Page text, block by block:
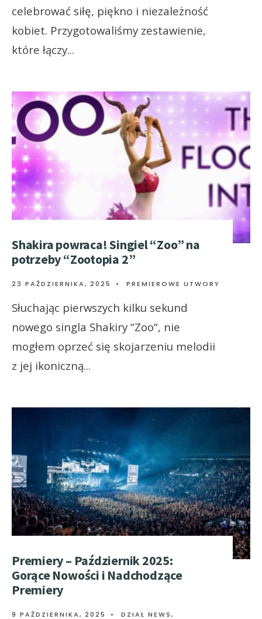
celebrować siłę, piękno i niezależność
kobiet. Przygotowaliśmy zestawienie,
które łączy...
Shakira powraca! Singiel “Zoo” na
potrzeby “Zootopia 2”
23 PAŹDZIERNIKA, 2025 • PREMIEROWE UTWORY
Słuchając pierwszych kilku sekund
nowego singla Shakiry “Zoo“, nie
mogłem oprzeć się skojarzeniu melodii
z jej ikoniczną...
Premiery – Październik 2025:
Gorące Nowości i Nadchodzące
Premiery
9 PAŹDZIERNIKA, 2025 • DZIAŁ NEWS,